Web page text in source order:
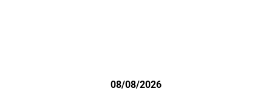
08/08/2026